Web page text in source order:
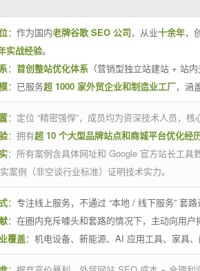
：作为国内老牌谷歌 SEO 公司，从业十余年，
实战经验。
： 首创整站优化体系 （营销型独立站建站 + 站
：已服务超 1000 家外贸企业和制造业工厂，涵
：定位 “精密强悍”，成员均为资深技术人员，
：拥有超 10 个大型品牌站点和商城平台优化经
：所有案例含具体网址和 Google 官方站长工具
案例（非空谈行业标准）证明技术实力。
：专注线上服务，不通过 “本地 / 线下服务” 套
：在圈内充斥噱头和套路的情况下，主动向用户
覆盖：机电设备、新能源、AI 应用工具、家具